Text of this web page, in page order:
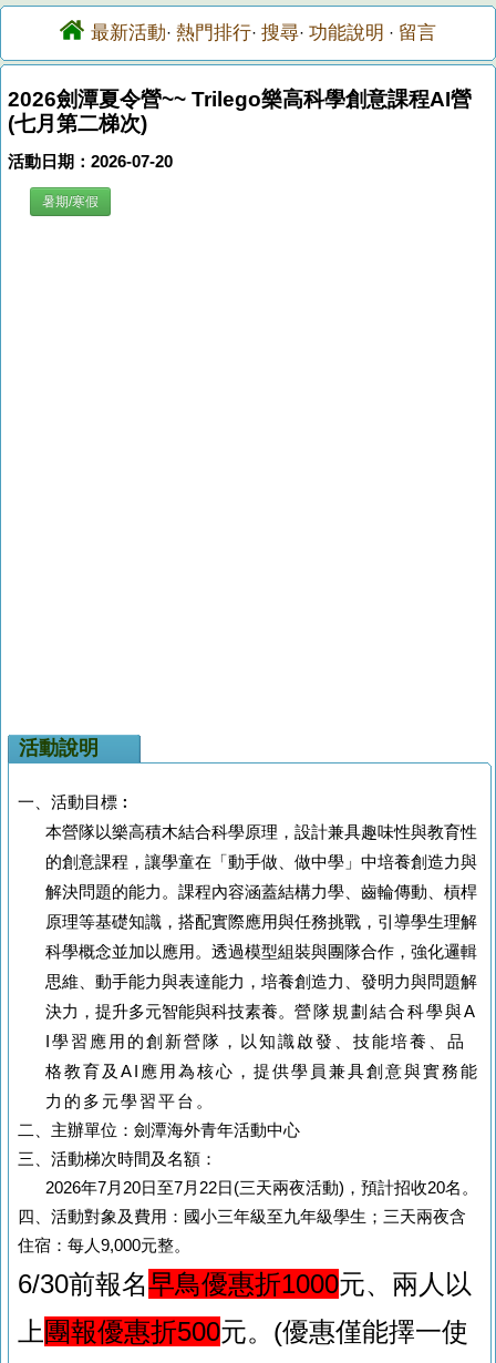
最新活動· 熱門排行· 搜尋· 功能說明 · 留言
2026劍潭夏令營~~ Trilego樂高科學創意課程AI營
(七月第二梯次)
活動日期：2026-07-20
暑期/寒假
活動說明
一、活動目標︰
本營隊以樂高積木結合科學原理，設計兼具趣味性與教育性
的創意課程，讓學童在「動手做、做中學」中培養創造力與
解決問題的能力。課程內容涵蓋結構力學、齒輪傳動、槓桿
原理等基礎知識，搭配實際應用與任務挑戰，引導學生理解
科學概念並加以應用。透過模型組裝與團隊合作，強化邏輯
思維、動手能力與表達能力，培養創造力、發明力與問題解
決力，提升多元智能與科技素養。 營隊規劃結合科學與A
I學習應用的創新營隊，以知識啟發、技能培養、品
格教育及 AI 應用為核心，提供學員兼具創意與實務能
力的多元學習平台。
二、主辦單位：劍潭海外青年活動中心
三、活動梯次時間及名額：
2026年7月20日至7月22日(三天兩夜活動)，預計招收20名。
四、活動對象及費用：國小三年級至九年級學生；三天兩夜含
住宿：每人9,000元整。
6/30前報名早鳥優惠折1000元、兩人以
上 團報優惠折500元。(優惠僅能擇一使